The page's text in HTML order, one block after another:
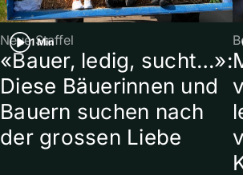
1 Min
Neue Staffel
«Bauer, ledig, sucht…»:
Diese Bäuerinnen und
Bauern suchen nach
der grossen Liebe